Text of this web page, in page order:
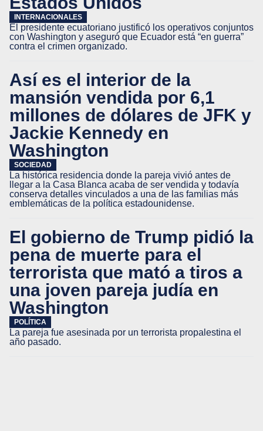
INTERNACIONALES
El presidente ecuatoriano justificó los operativos conjuntos
con Washington y aseguró que Ecuador está “en guerra”
contra el crimen organizado.
Así es el interior de la
mansión vendida por 6,1
millones de dólares de JFK y
Jackie Kennedy en
Washington
SOCIEDAD
La histórica residencia donde la pareja vivió antes de
llegar a la Casa Blanca acaba de ser vendida y todavía
conserva detalles vinculados a una de las familias más
emblemáticas de la política estadounidense.
El gobierno de Trump pidió la
pena de muerte para el
terrorista que mató a tiros a
una joven pareja judía en
Washington
POLÍTICA
La pareja fue asesinada por un terrorista propalestina el
año pasado.